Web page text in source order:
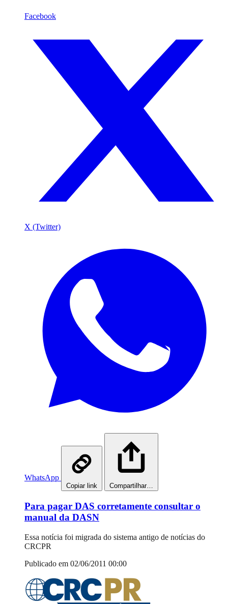
Facebook
X (Twitter)
WhatsApp
Copiar link Compartilhar…
Para pagar DAS corretamente consultar o
manual da DASN
Essa notícia foi migrada do sistema antigo de notícias do
CRCPR
Publicado em 02/06/2011 00:00